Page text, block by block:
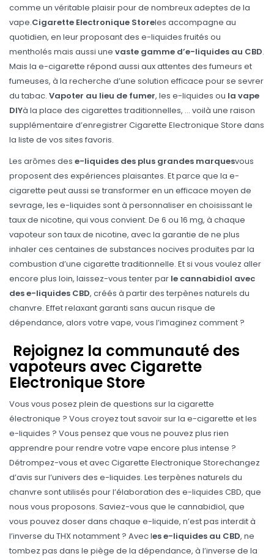
comme un véritable plaisir pour de nombreux adeptes de la
vape.Cigarette Electronique Storeles accompagne au
quotidien, en leur proposant des e-liquides fruités ou
mentholés mais aussi une vaste gamme d’e-liquides au CBD.
Mais la e-cigarette répond aussi aux attentes des fumeurs et
fumeuses, à la recherche d’une solution efficace pour se sevrer
du tabac. Vapoter au lieu de fumer, les e-liquides ou la vape
DIYà la place des cigarettes traditionnelles, … voilà une raison
supplémentaire d’enregistrer Cigarette Electronique Store dans
la liste de vos sites favoris.
Les arômes des e-liquides des plus grandes marquesvous
proposent des expériences plaisantes. Et parce que la e-
cigarette peut aussi se transformer en un efficace moyen de
sevrage, les e-liquides sont à personnaliser en choisissant le
taux de nicotine, qui vous convient. De 6 ou 16 mg, à chaque
vapoteur son taux de nicotine, avec la garantie de ne plus
inhaler ces centaines de substances nocives produites par la
combustion d’une cigarette traditionnelle. Et si vous voulez aller
encore plus loin, laissez-vous tenter par le cannabidiol avec
des e-liquides CBD, créés à partir des terpènes naturels du
chanvre. Effet relaxant garanti sans aucun risque de
dépendance, alors votre vape, vous l’imaginez comment ?
Rejoignez la communauté des
vapoteurs avec Cigarette
Electronique Store
Vous vous posez plein de questions sur la cigarette
électronique ? Vous croyez tout savoir sur la e-cigarette et les
e-liquides ? Vous pensez que vous ne pouvez plus rien
apprendre pour rendre votre vape encore plus intense ?
Détrompez-vous et avecCigarette Electronique Storechangez
d’avis sur l’univers des e-liquides. Les terpènes naturels du
chanvre sont utilisés pour l’élaboration des e-liquides CBD, que
nous vous proposons. Saviez-vous que le cannabidiol, que
vous pouvez doser dans chaque e-liquide, n’est pas interdit à
l’inverse du THX notamment ? Avecles e-liquides au CBD, ne
tombez pas dans le piège de la dépendance, à l’inverse de la